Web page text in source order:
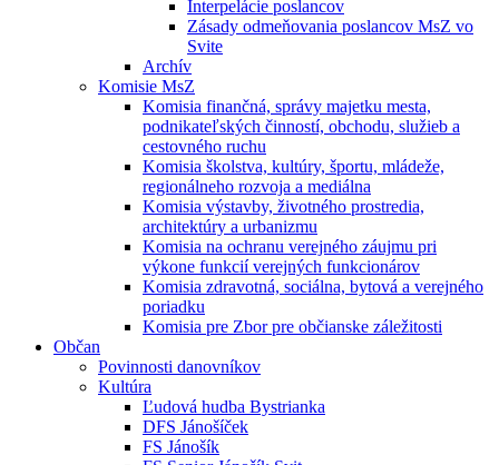
Interpelácie poslancov
Zásady odmeňovania poslancov MsZ vo
Svite
Archív
Komisie MsZ
Komisia finančná, správy majetku mesta,
podnikateľských činností, obchodu, služieb a
cestovného ruchu
Komisia školstva, kultúry, športu, mládeže,
regionálneho rozvoja a mediálna
Komisia výstavby, životného prostredia,
architektúry a urbanizmu
Komisia na ochranu verejného záujmu pri
výkone funkcií verejných funkcionárov
Komisia zdravotná, sociálna, bytová a verejného
poriadku
Komisia pre Zbor pre občianske záležitosti
Občan
Povinnosti danovníkov
Kultúra
Ľudová hudba Bystrianka
DFS Jánošíček
FS Jánošík